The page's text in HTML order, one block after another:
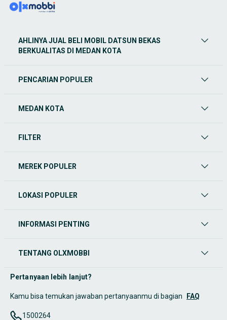
AHLINYA JUAL BELI MOBIL DATSUN BEKAS
BERKUALITAS DI MEDAN KOTA
PENCARIAN POPULER
MEDAN KOTA
FILTER
MEREK POPULER
LOKASI POPULER
INFORMASI PENTING
TENTANG OLXMOBBI
Pertanyaan lebih lanjut?
Kamu bisa temukan jawaban pertanyaanmu di bagian FAQ
1500264